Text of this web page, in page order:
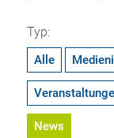
Typ:
Alle
News